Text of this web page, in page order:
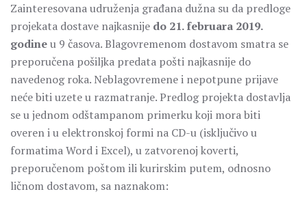
Zainteresovana udruženja građana dužna su da predloge
projekata dostave najkasnije do 21. februara 2019.
godineu 9 časova. Blagovremenom dostavom smatra se
preporučena pošiljka predata pošti najkasnije do
navedenog roka. Neblagovremene i nepotpune prijave
neće biti uzete u razmatranje. Predlog projekta dostavlja
se u jednom odštampanom primerku koji mora biti
overen i u elektronskoj formi na CD-u (isključivo u
formatima Word i Excel), u zatvorenoj koverti,
preporučenom poštom ili kurirskim putem, odnosno
ličnom dostavom, sa naznakom: